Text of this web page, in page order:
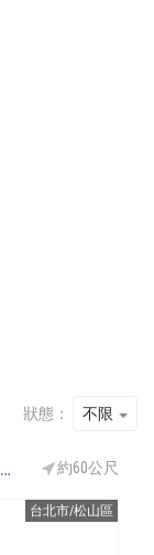
狀態： 不限
廣合現代大廈(現代大樓) 約60公尺
台北市/松山區